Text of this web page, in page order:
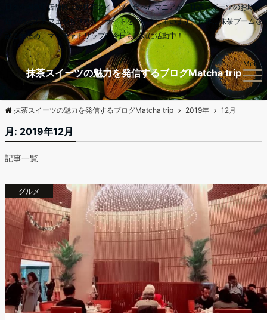
日本全国900店舗以上の抹茶スイーツを食べたマニアが、抹茶スイーツのお取り
扱いのあるカフェやお取り寄せサイトをご紹介しています。世界に抹茶ブームを
起こすため、マッチャトリップは今日も元気に活動中！
抹茶スイーツの魅力を発信するブログMatcha trip
Menu
抹茶スイーツの魅力を発信するブログMatcha trip 2019年 12月
月: 2019年12月
記事一覧
グルメ